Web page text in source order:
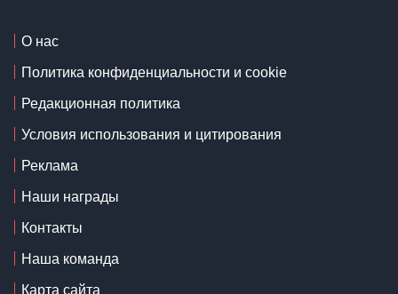
О нас
Политика конфиденциальности и cookie
Редакционная политика
Условия использования и цитирования
Реклама
Наши награды
Контакты
Наша команда
Карта сайта